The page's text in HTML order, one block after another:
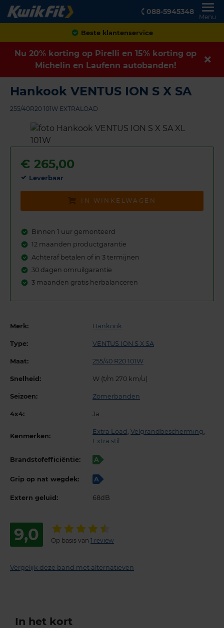
088-5945348
Menu
Achteraf betalen
Nu 20% korting op Pirelli en 15% korting op
Michelin en Laufenn autobanden!
Hankook VENTUS ION S X SA
255/40R20 101W EXTRALOAD
€ 265,00
Leverbaar
IN WINKELWAGEN
Binnen 1 uur gemonteerd
12 maanden productgarantie
Achteraf betalen of in 3 termijnen
30 dagen omruilgarantie
3 maanden gratis herbalanceren
Merk: Hankook
Type: VENTUS ION S X SA
Maat: 255/40 R20 101W
Snelheid: W (t/m 270 km/u)
Seizoen: Zomerbanden
4x4: Ja
Kenmerken:
Extra Load Velgrandbescherming
Extra stil
Brandstofefficiëntie: A
Grip op nat wegdek: A
Extern geluid: 68dB
9,0 Op basis van 1 review
Vergelijk deze band met alternatieven
In het kort